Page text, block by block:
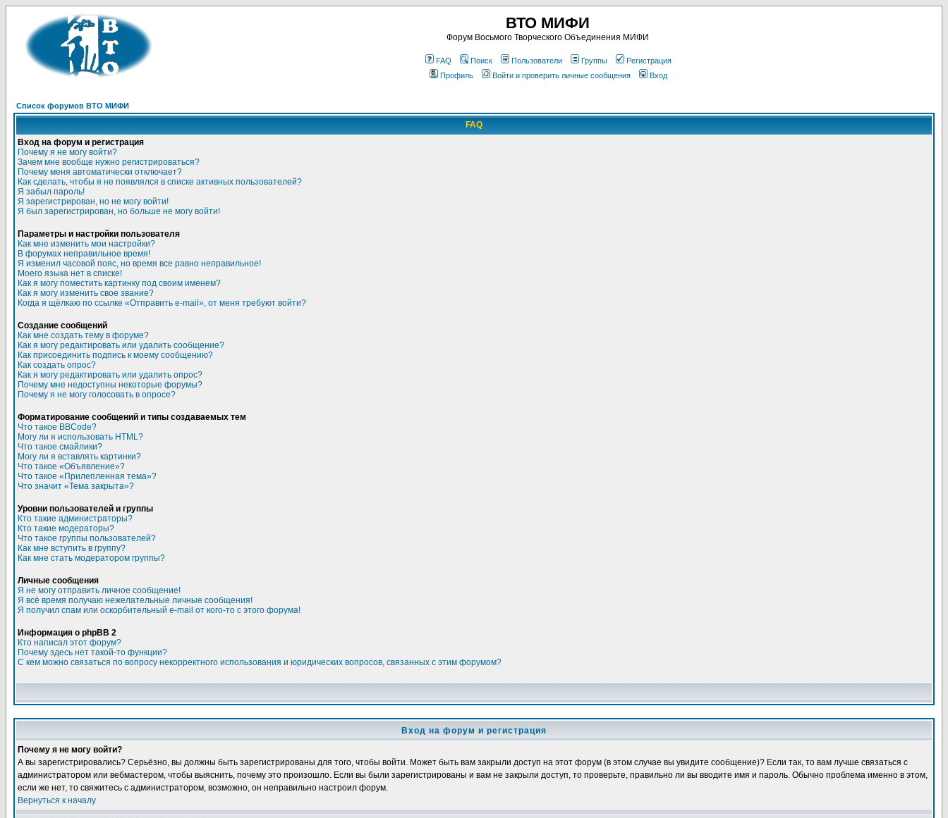
ВТО МИФИ
Форум Восьмого Творческого Объединения МИФИ
FAQ Поиск Пользователи Группы
Регистрация
Профиль
Войти и проверить личные сообщения Вход
Список форумов ВТО МИФИ
FAQ
Вход на форум и регистрация
Почему я не могу войти?
Зачем мне вообще нужно регистрироваться?
Почему меня автоматически отключает?
Как сделать, чтобы я не появлялся в списке активных пользователей?
Я забыл пароль!
Я зарегистрирован, но не могу войти!
Я был зарегистрирован, но больше не могу войти!
Параметры и настройки пользователя
Как мне изменить мои настройки?
В форумах неправильное время!
Я изменил часовой пояс, но время все равно неправильное!
Моего языка нет в списке!
Как я могу поместить картинку под своим именем?
Как я могу изменить свое звание?
Когда я щёлкаю по ссылке «Отправить e-mail», от меня требуют войти?
Создание сообщений
Как мне создать тему в форуме?
Как я могу редактировать или удалить сообщение?
Как присоединить подпись к моему сообщению?
Как создать опрос?
Как я могу редактировать или удалить опрос?
Почему мне недоступны некоторые форумы?
Почему я не могу голосовать в опросе?
Форматирование сообщений и типы создаваемых тем
Что такое BBCode?
Могу ли я использовать HTML?
Что такое смайлики?
Могу ли я вставлять картинки?
Что такое «Объявление»?
Что такое «Прилепленная тема»?
Что значит «Тема закрыта»?
Уровни пользователей и группы
Кто такие администраторы?
Кто такие модераторы?
Что такое группы пользователей?
Как мне вступить в группу?
Как мне стать модератором группы?
Личные сообщения
Я не могу отправить личное сообщение!
Я всё время получаю нежелательные личные сообщения!
Я получил спам или оскорбительный e-mail от кого-то с этого форума!
Информация о phpBB 2
Кто написал этот форум?
Почему здесь нет такой-то функции?
С кем можно связаться по вопросу некорректного использования и юридических вопросов, связанных с этим форумом?
Вход на форум и регистрация
Почему я не могу войти?
А вы зарегистрировались? Серьёзно, вы должны быть зарегистрированы для того, чтобы войти. Может быть вам закрыли доступ на этот форум (в этом случае вы увидите сообщение)? Если так, то вам лучше связаться с
администратором или вебмастером, чтобы выяснить, почему это произошло. Если вы были зарегистрированы и вам не закрыли доступ, то проверьте, правильно ли вы вводите имя и пароль. Обычно проблема именно в этом,
если же нет, то свяжитесь с администратором, возможно, он неправильно настроил форум.
Вернуться к началу